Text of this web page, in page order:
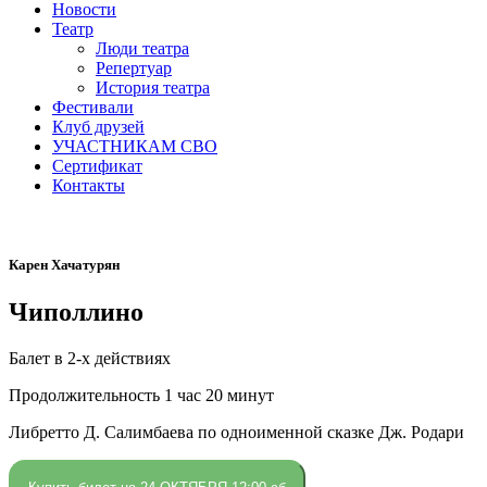
Новости
Театр
Люди театра
Репертуар
История театра
Фестивали
Клуб друзей
УЧАСТНИКАМ СВО
Сертификат
Контакты
Карен Хачатурян
Чиполлино
Балет в 2-х действиях
Продолжительность 1 час 20 минут
Либретто Д. Салимбаева по одноименной сказке Дж. Родари